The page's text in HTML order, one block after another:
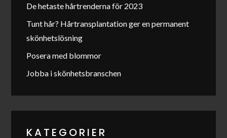
De hetaste hårtrenderna för 2023
Tunt hår? Hårtransplantation ger en permanent
skönhetslösning
Posera med blommor
Jobba i skönhetsbranschen
KATEGORIER